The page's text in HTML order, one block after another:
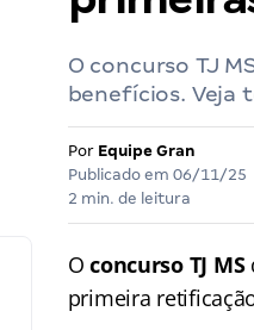
O concurso TJ
benefícios. Veja
Por Equipe Gran
Publicado em 06/11/25
2 min. de leitura
Oconcurso TJ MS
primeira